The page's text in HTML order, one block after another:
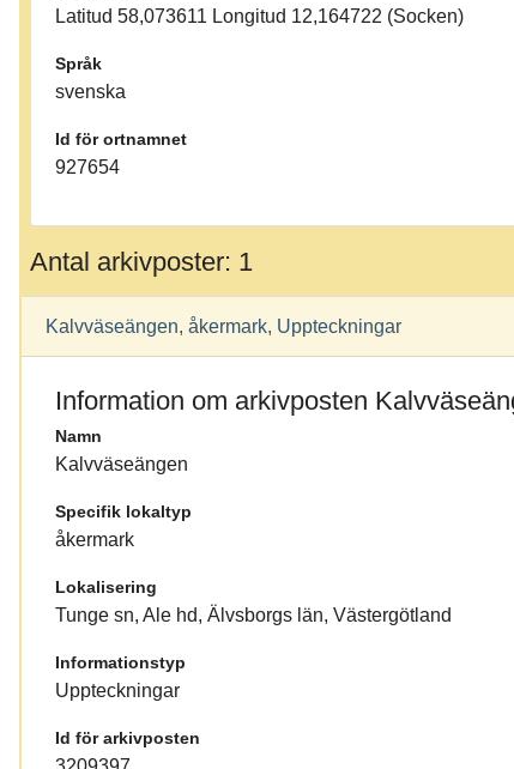
Latitud 58,073611 Longitud 12,164722 (Socken)
Språk
svenska
Id för ortnamnet
927654
Antal arkivposter: 1
Kalvväseängen, åkermark, Uppteckningar
Information om arkivposten
Namn
Kalvväseängen
Specifik lokaltyp
åkermark
Lokalisering
Tunge sn, Ale hd, Älvsborgs län, Västergötland
Informationstyp
Uppteckningar
Id för arkivposten